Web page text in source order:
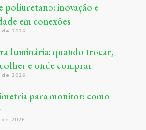
poliuretano: inovação e
em conexões
2026
luminária: quando trocar,
e onde comprar
2026
para monitor: como
2026